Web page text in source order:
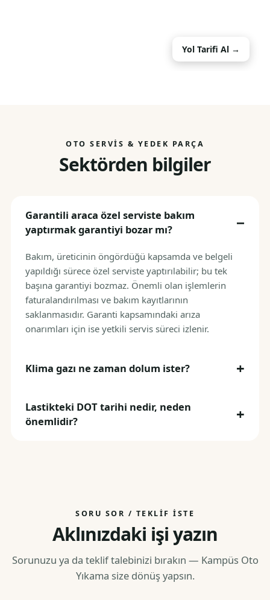
Yol Tarifi Al →
OTO SERVIS & YEDEK PARÇA
Sektörden bilgiler
Garantili araca özel serviste bakım
yaptırmak garantiyi bozar mı?
Bakım, üreticinin öngördüğü kapsamda ve belgeli
yapıldığı sürece özel serviste yaptırılabilir; bu tek
başına garantiyi bozmaz. Önemli olan işlemlerin
faturalandırılması ve bakım kayıtlarının
saklanmasıdır. Garanti kapsamındaki arıza
onarımları için ise yetkili servis süreci izlenir.
Klima gazı ne zaman dolum ister?
Lastikteki DOT tarihi nedir, neden
önemlidir?
SORU SOR / TEKLIF İSTE
Aklınızdaki işi yazın
Sorunuzu ya da teklif talebinizi bırakın — Kampüs Oto
Yıkama size dönüş yapsın.